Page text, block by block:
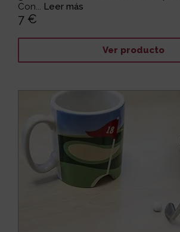
Con... Leer más
7 €
Ver producto